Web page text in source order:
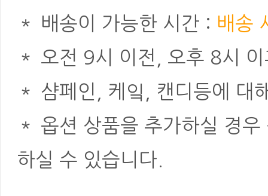
＊ 배송이 가능한 시간 : 배송
＊ 오전 9시 이전, 오후 8시
＊ 샴페인, 케잌, 캔디등에 대
＊ 옵션 상품을 추가하실 경
하실 수 있습니다.